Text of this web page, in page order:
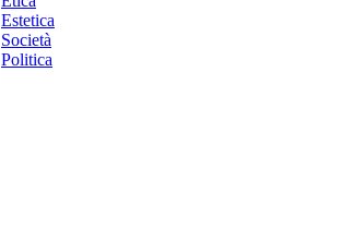
Estetica
Società
Politica